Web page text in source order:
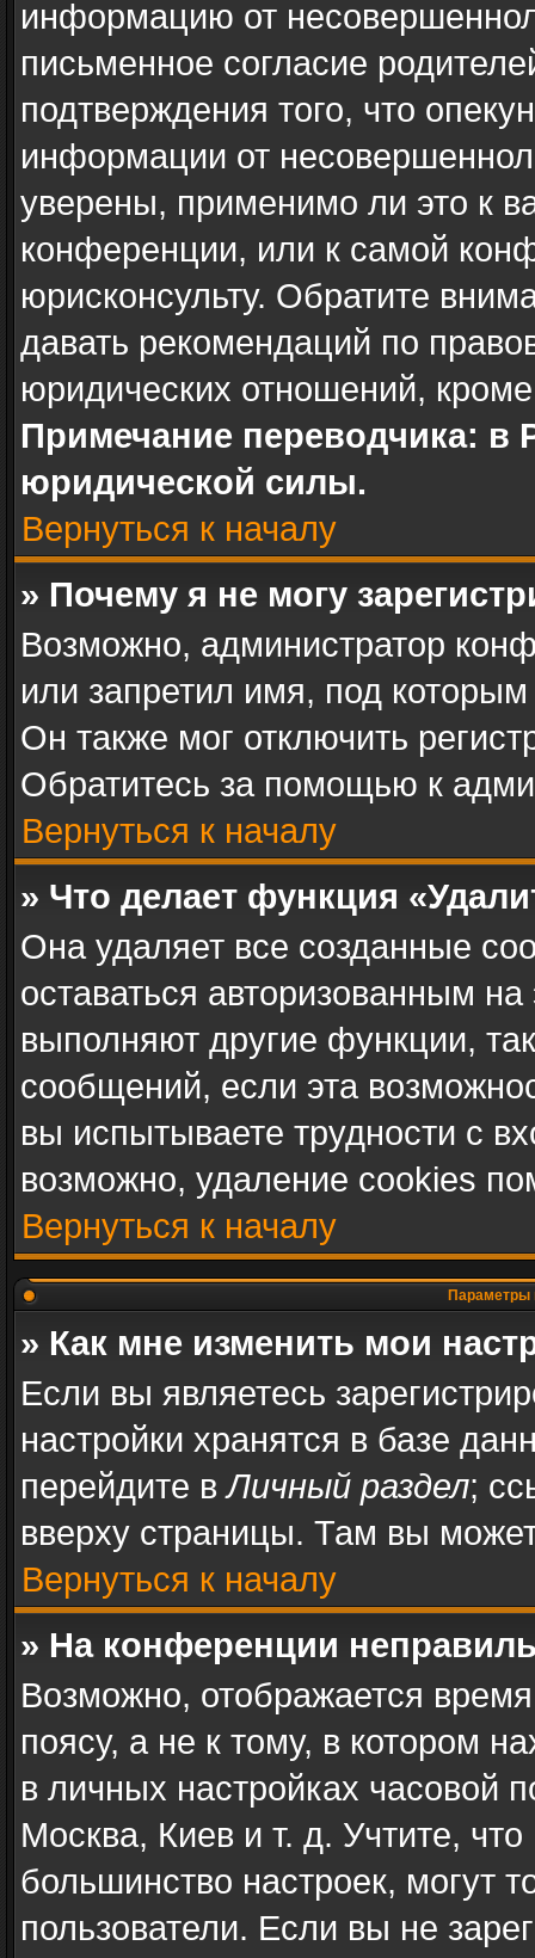
информацию от
письменное согласие
подтверждения того, что
информации от
уверены, применимо ли это к
конференции, или к самой
юрисконсульту. Обратите
давать рекомендаций по
юридических отношений,
Примечание переводчика: в
юридической силы.
Вернуться к началу
» Почему я не могу
Возможно, администратор
или запретил имя, под
Он также мог отключить
Обратитесь за помощью к
Вернуться к началу
» Что делает функция
Она удаляет все созданные
оставаться авторизованным
выполняют другие функции,
сообщений, если эта
вы испытываете трудности с
возможно, удаление cookies
Вернуться к началу
Параметры
» Как мне изменить мои
Если вы являетесь
настройки хранятся в базе
перейдите вЛичный раздел;
вверху страницы. Там вы
Вернуться к началу
» На конференции
Возможно, отображается
поясу, а не к тому, в котором
в личных настройках часовой
Москва, Киев и т. д. Учтите,
большинство настроек, могут
пользователи. Если вы не